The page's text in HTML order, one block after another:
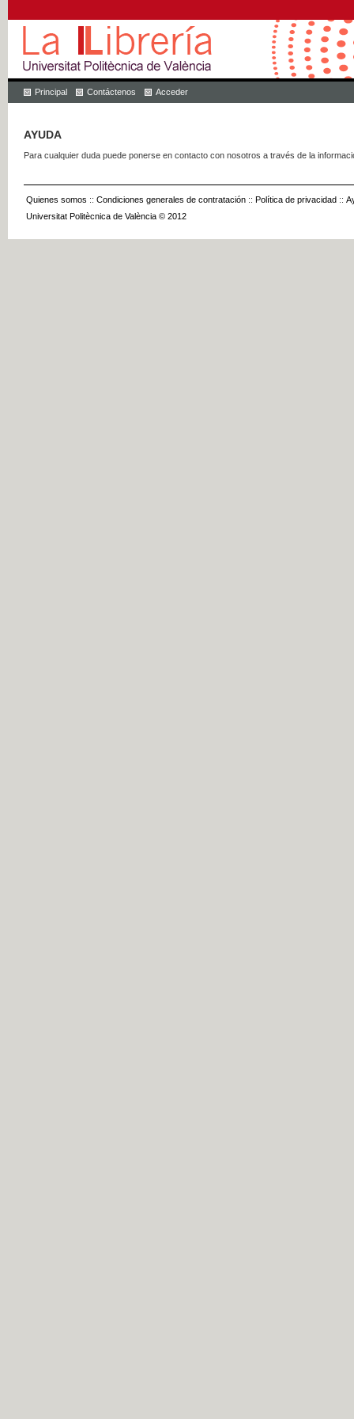
Principal Contáctenos Acceder
AYUDA
Para cualquier duda puede ponerse en contacto con nosotros a través de la
Quienes somos :: Condiciones generales de contratación :: Política de privacidad ::
Universitat Politècnica de València © 2012